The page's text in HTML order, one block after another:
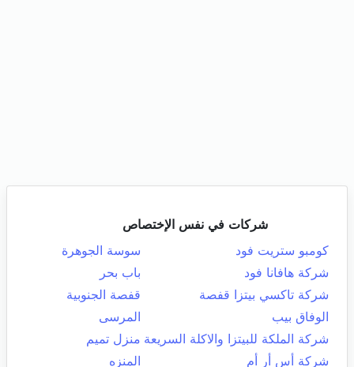
شركات في نفس الإختصاص
كومبو ستريت فود
سوسة الجوهرة
شركة هافانا فود
باب بحر
شركة تاكسي بيتزا قفصة
قفصة الجنوبية
الوفاق بيب
المرسى
شركة الملكة للبيتزا والاكلة السريعة منزل تميم
شركة أس أر أم
المنزه